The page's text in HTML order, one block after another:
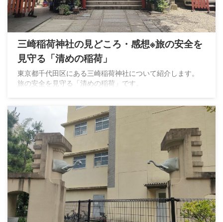
三崎稲荷神社の見どころ・感想※旅の安全を
見守る「清めの稲荷」
東京都千代田区にある三崎稲荷神社について紹介します。
旅の安全を見守る「清めの稲荷」です。